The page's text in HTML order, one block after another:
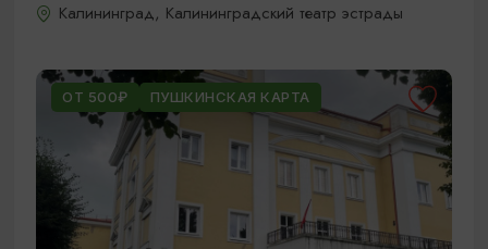
Калининград, Калининградский театр эстрады
ОТ 500₽ ПУШКИНСКАЯ КАРТА